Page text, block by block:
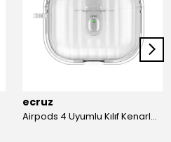
ecruz
Airpods 4 Uyumlu Kılıf Kenarları Renkli Şeffaf Dilimli Silikon Ecruz Airbag 40 Uyumlu Kılıf